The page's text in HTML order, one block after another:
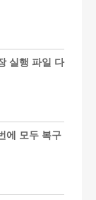
실행 파일 다
에 모두 복구